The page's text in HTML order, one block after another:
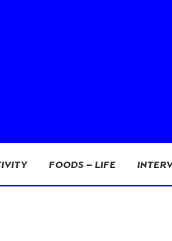
FOODS – LIFE